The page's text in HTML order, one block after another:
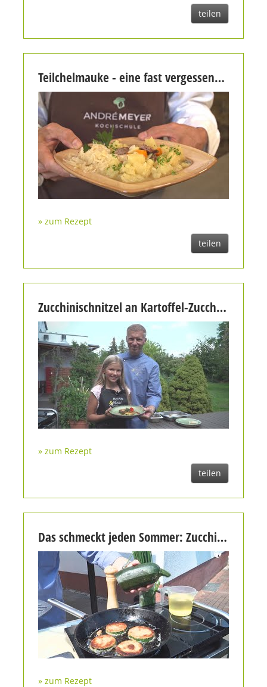
teilen
Teilchelmauke - eine fast vergessenes Essen der Oberlausitz
» zum Rezept
teilen
Zucchinischnitzel an Kartoffel-Zucchini-Rösti | Topfgucker-TV
» zum Rezept
teilen
Das schmeckt jeden Sommer: Zucchinischnitzel an Kartoffel-Zucchini-Rösti
» zum Rezept